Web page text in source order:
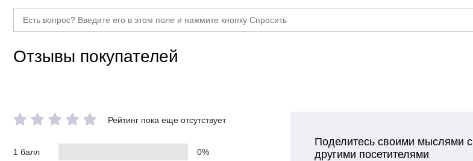
Отзывы покупателей
Рейтинг пока еще отсутствует
1 балл 0%
Поделитесь своими мыслями с
другими посетителями